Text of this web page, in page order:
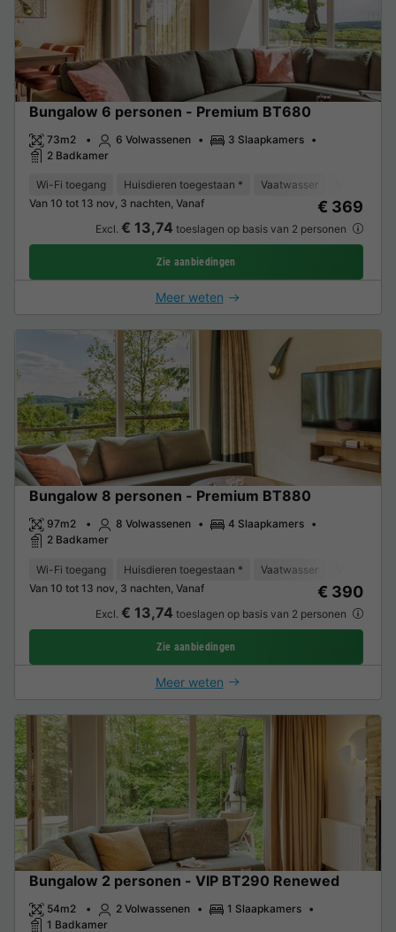
Bungalow 6 personen - Premium BT680
73m2 6 Volwassenen
3 Slaapkamers
2 Badkamer
Wi-Fi toegang Huisdieren toegestaan * Vaatwasser
Van 10 tot 13 nov, 3 nachten, Vanaf
€ 369
Excl. € 13,74 toeslagen op basis van 2 personen
Zie aanbiedingen
Meer weten
Bungalow 8 personen - Premium BT880
97m2 8 Volwassenen
4 Slaapkamers
2 Badkamer
Wi-Fi toegang Huisdieren toegestaan * Vaatwasser
Van 10 tot 13 nov, 3 nachten, Vanaf
€ 390
Excl. € 13,74 toeslagen op basis van 2 personen
Zie aanbiedingen
Meer weten
Bungalow 2 personen - VIP BT290 Renewed
54m2 2 Volwassenen
1 Slaapkamers
1 Badkamer